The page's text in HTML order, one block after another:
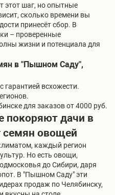
этот шаг, но опытные
сколько времени вы
принесёт сбор. В
– проверенные
жизни и потенциала для
в "Пышном Саду",
с гарантией всхожести.
для заказов от 4000 руб.
покоряют дачи в
семян овощей
каждый регион
Но есть овощи,
до Сибири, даря
В "Пышном Саду" эти
продаж по Челябинску,